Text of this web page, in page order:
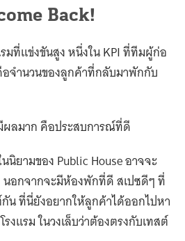
Back!
มที่แข่งขันสูง หนึ่งใน KPI ที่ทีมผู้ก่อ
อจำนวนของลูกค้าที่กลับมาพักกับ
ผลมาก คือประสบการณ์ที่ดี
ยามของ Public House อาจจะ
อกจากจะมีห้องพักที่ดี สเปซดีๆ ที่
น ที่นี่ยังอยากให้ลูกค้าได้ออกไปหา
แรม ในวงเล็บว่าต้องตรงกับเทสต์